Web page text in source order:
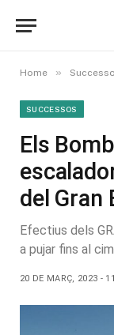
Home »
SUCCESSOS
Els
del Gran
Efectius dels
a pujar fins al cim
20 DE MARÇ, 2023 -